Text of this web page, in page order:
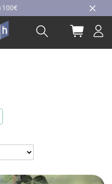
Ir
al
contenido
Buscar Mi